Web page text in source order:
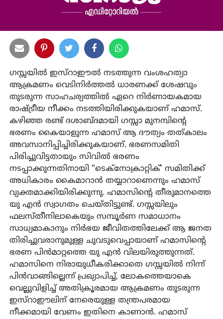
ഗസ്സയില്‍ ഇസ്‌റാഈല്‍ നടത്തുന്ന വംശഹത്യാ
ആക്രമണം വെടിനിര്‍ത്തല്‍ ധാരണക്ക് ശേഷവും
തുടരുന്ന സാഹചര്യത്തില്‍ ഏറെ നിര്‍ണായകമായ
രാഷ്ട്രീയ നീക്കം നടത്തിയിരിക്കുകയാണ് ഹമാസ്.
കഴിഞ്ഞ രണ്ട് ദശാബ്ദമായി ഗസ്സാ മുനമ്പിന്റെ
ഭരണം കൈയാളുന്ന ഹമാസ് ആ ദൗത്യം തത്കാലം
അവസാനിപ്പിച്ചിരിക്കുകയാണ്. ഭരണസമിതി
പിരിച്ചുവിട്ടതായും സിവില്‍ ഭരണം
നടപ്പാക്കുന്നതിനായി “ടെക്‌നോക്രാറ്റിക്’ സമിതിക്ക്
അധികാരം കൈമാറാന്‍ തയ്യാറാണെന്നും ഹമാസ്
വ്യക്തമാക്കിയിരിക്കുന്നു. ഹമാസിന്റെ തീരുമാനത്തെ
യു എന്‍ സ്വാഗതം ചെയ്തിട്ടുണ്ട്. ഗസ്സയിലും
ഫലസ്തീനിലാകെയും സമ്പൂര്‍ണ സമാധാനം
സാധ്യമാകാനും നിര്‍ഭയ ജീവിതത്തിലേക്ക് ആ ജനത
തിരിച്ചുവരാനുമുള്ള ചുവടുവെപ്പായാണ് ഹമാസിന്റെ
ഭരണ പിന്‍മാറ്റത്തെ യു എന്‍ വിലയിരുത്തുന്നത്.
ഹമാസിനെ നിരായുധീകരിക്കാതെ ഗസ്സയില്‍ നിന്ന്
പിന്‍വാങ്ങില്ലെന്ന് പ്രഖ്യാപിച്ച്, ലോകത്തെയാകെ
വെല്ലുവിളിച്ച് അതിക്രൂരമായ ആക്രമണം തുടരുന്ന
ഇസ്‌റാഈലിന് നേരെയുള്ള തന്ത്രപരമായ
നീക്കമായി വേണം ഇതിനെ കാണാന്‍. ഹമാസ്